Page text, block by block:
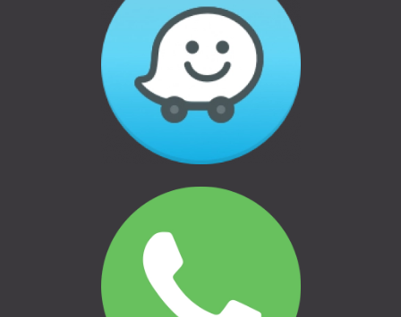
Garantijas
Apmaksas veidi
Atteikums un atgriešana
Privātuma politika
THULE | AUTO BAGĀŽNIEKI
THULE | VELO TURĒTĀJI